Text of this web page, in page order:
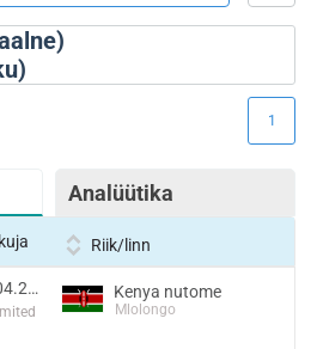
Analüütika
1
Riik/linn
197.248.104.229:21734 Kenya nutome
Mlolongo